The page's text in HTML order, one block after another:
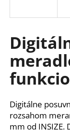
Digitálne
rozsahom
mm od INSIZE.
s
ť
?